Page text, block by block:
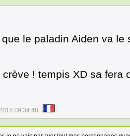
le paladin Aiden va le
! tempis XD sa fera
09:34:48